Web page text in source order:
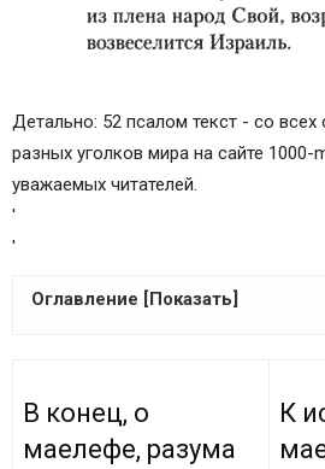
Детально: 52 псалом текст - со
разных уголков мира на сайте 1000-
уважаемых читателей.
'
'
Оглавление [Показать]
Когда принято читать молитву
Слушать на видео
В конец, о
маелефе, разума
К